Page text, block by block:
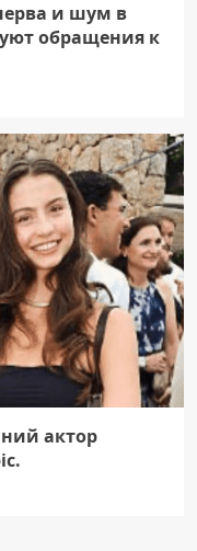
и шум в
обращения к
актор